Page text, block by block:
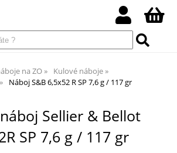
na ZO
Kulové náboje
Náboj S&B 6,5x52 R SP 7,6 g / 117 gr
Sellier & Bellot
SP 7,6 g / 117 gr